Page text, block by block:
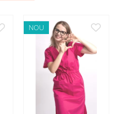
NOU